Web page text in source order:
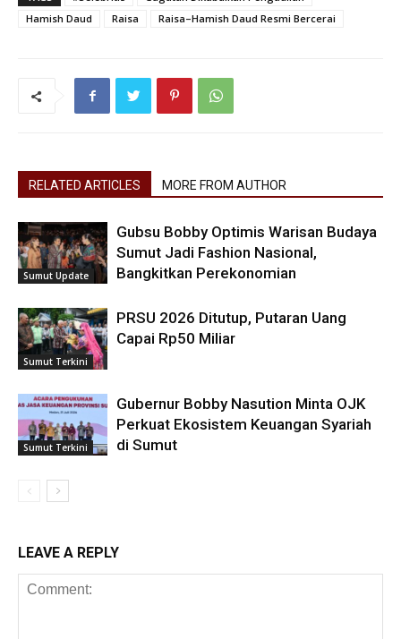
Hamish Daud
Raisa Raisa–Hamish Daud Resmi Bercerai
RELATED ARTICLES MORE FROM AUTHOR
Sumut Update
Gubsu Bobby Optimis Warisan Budaya
Sumut Jadi Fashion Nasional,
Bangkitkan Perekonomian
Sumut Terkini
PRSU 2026 Ditutup, Putaran Uang
Capai Rp50 Miliar
Sumut Terkini
Gubernur Bobby Nasution Minta OJK
Perkuat Ekosistem Keuangan Syariah
di Sumut
LEAVE A REPLY